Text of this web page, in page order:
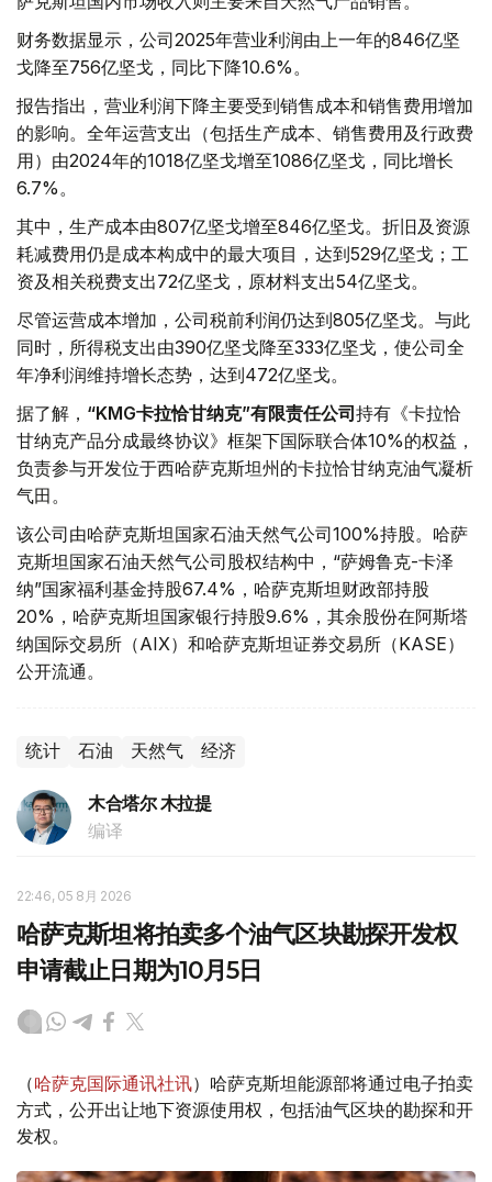
财务数据显示，公司2025年营业利润由上一年的846亿坚
戈降至756亿坚戈，同比下降10.6%。
报告指出，营业利润下降主要受到销售成本和销售费用增加
的影响。全年运营支出（包括生产成本、销售费用及行政费
用）由2024年的1018亿坚戈增至1086亿坚戈，同比增长
6.7%。
其中，生产成本由807亿坚戈增至846亿坚戈。折旧及资源
耗减费用仍是成本构成中的最大项目，达到529亿坚戈；工
资及相关税费支出72亿坚戈，原材料支出54亿坚戈。
尽管运营成本增加，公司税前利润仍达到805亿坚戈。与此
同时，所得税支出由390亿坚戈降至333亿坚戈，使公司全
年净利润维持增长态势，达到472亿坚戈。
据了解， “KMG卡拉恰甘纳克”有限责任公司持有《卡拉恰
甘纳克产品分成最终协议》框架下国际联合体10%的权益，
负责参与开发位于西哈萨克斯坦州的卡拉恰甘纳克油气凝析
气田。
该公司由哈萨克斯坦国家石油天然气公司100%持股。哈萨
克斯坦国家石油天然气公司股权结构中，“萨姆鲁克-卡泽
纳”国家福利基金持股67.4%，哈萨克斯坦财政部持股
20%，哈萨克斯坦国家银行持股9.6%，其余股份在阿斯塔
纳国际交易所（AIX）和哈萨克斯坦证券交易所（KASE）
公开流通。
统计 石油 天然气 经济
木合塔尔 木拉提
编译
22:46, 05 8月 2026
哈萨克斯坦将拍卖多个油气区块勘探开发权
申请截止日期为10月5日
（哈萨克国际通讯社讯）哈萨克斯坦能源部将通过电子拍卖
方式，公开出让地下资源使用权，包括油气区块的勘探和开
发权。